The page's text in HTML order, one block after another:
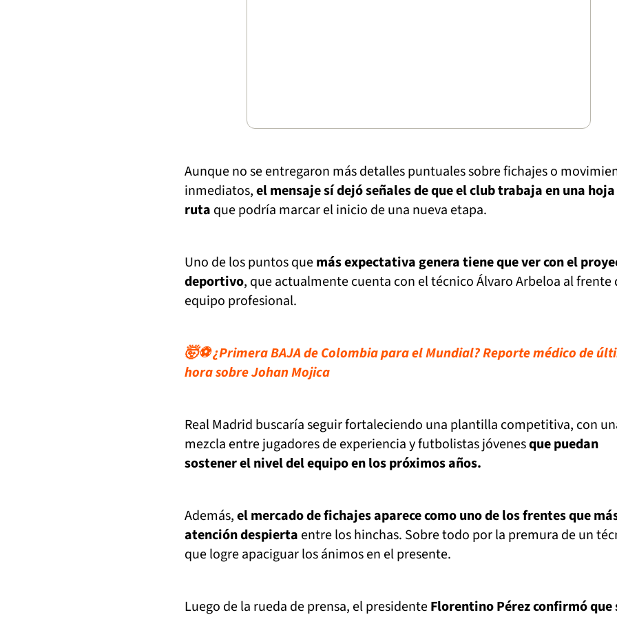
Aunque no se entregaron más detalles puntuales sobre fichajes o
inmediatos,el mensaje sí dejó señales de que el club trabaja en una
ruta que podría marcar el inicio de una nueva etapa.
Uno de los puntos quemás expectativa genera tiene que ver con el
deportivo, que actualmente cuenta con el técnico Álvaro Arbeloa al frente
equipo profesional.
🤯⚽ ¿Primera BAJA de Colombia para el Mundial? Reporte médico de
hora sobre Johan Mojica
Real Madrid buscaría seguir fortaleciendo una plantilla competitiva, con
mezcla entre jugadores de experiencia y futbolistas jóvenesque puedan
sostener el nivel del equipo en los próximos años.
Además,el mercado de fichajes aparece como uno de los frentes que
atención despierta entre los hinchas. Sobre todo por la premura de un
que logre apaciguar los ánimos en el presente.
Luego de la rueda de prensa, el presidenteFlorentino Pérez confirmó que